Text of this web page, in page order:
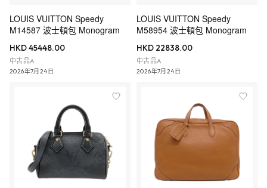
LOUIS VUITTON Speedy
M14587 波士頓包 Monogram
HKD 45448.00
中古品A
2026年7月24日
LOUIS VUITTON Speedy
M58954 波士頓包 Monogram
HKD 22838.00
中古品A
2026年7月24日